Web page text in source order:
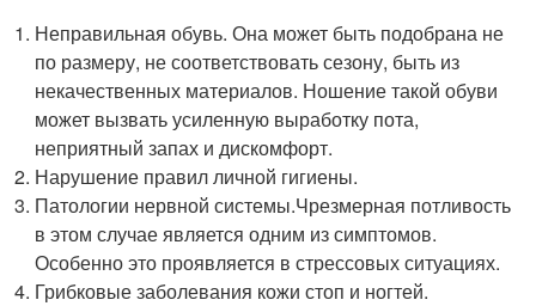
Неправильная обувь. Она может быть подобрана не
по размеру, не соответствовать сезону, быть из
некачественных материалов. Ношение такой обуви
может вызвать усиленную выработку пота,
неприятный запах и дискомфорт.
Нарушение правил личной гигиены.
Патологии нервной системы.Чрезмерная потливость
в этом случае является одним из симптомов.
Особенно это проявляется в стрессовых ситуациях.
Грибковые заболевания кожи стоп и ногтей.